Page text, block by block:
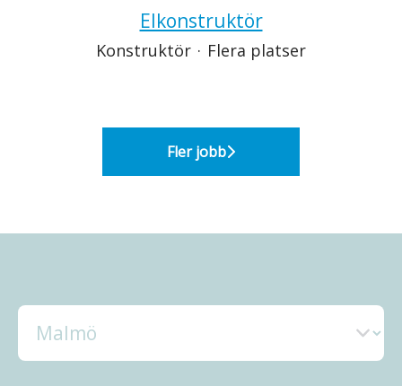
Elkonstruktör
Konstruktör · Flera platser
Fler jobb